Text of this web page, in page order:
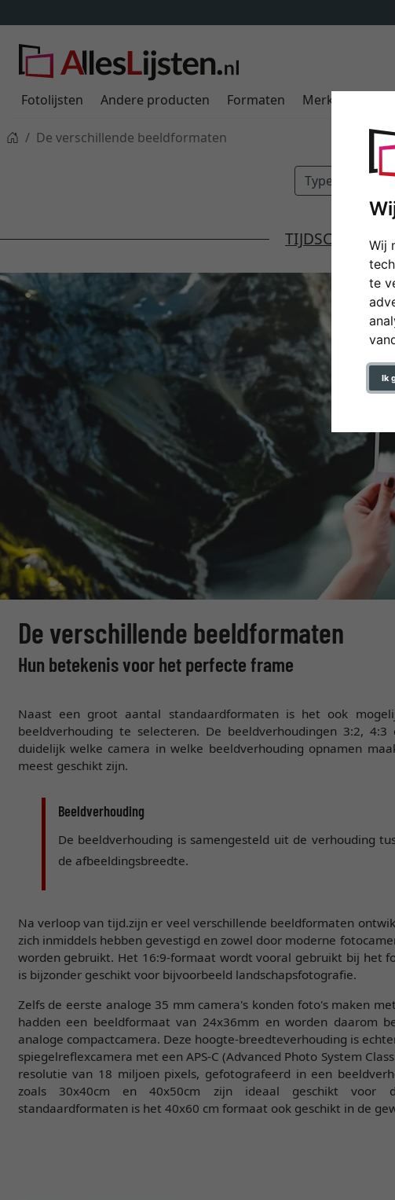
Wij
te
Ik
Fotolijsten Andere producten Formaten Merken
De verschillende beeldformaten
Types
TIJDSCHRIFT
De verschillende beeldformaten
Hun betekenis voor het perfecte frame
Naast een groot aantal standaardformaten is het ook
beeldverhouding te selecteren. De beeldverhoudingen 3:2,
duidelijk welke camera in welke beeldverhouding opnamen
meest geschikt zijn.
Beeldverhouding
De beeldverhouding is samengesteld uit de verhouding
de afbeeldingsbreedte.
Na verloop van tijd.zijn er veel verschillende beeldformaten
zich inmiddels hebben gevestigd en zowel door moderne
worden gebruikt. Het 16:9-formaat wordt vooral gebruikt bij het
is bijzonder geschikt voor bijvoorbeeld landschapsfotografie.
Zelfs de eerste analoge 35 mm camera's konden foto's maken
hadden een beeldformaat van 24x36mm en worden daarom
analoge compactcamera. Deze hoogte-breedteverhouding is
spiegelreflexcamera met een APS-C (Advanced Photo System
resolutie van 18 miljoen pixels, gefotografeerd in een
zoals 30x40cm en 40x50cm zijn ideaal geschikt voor
standaardformaten is het 40x60 cm formaat ook geschikt in de